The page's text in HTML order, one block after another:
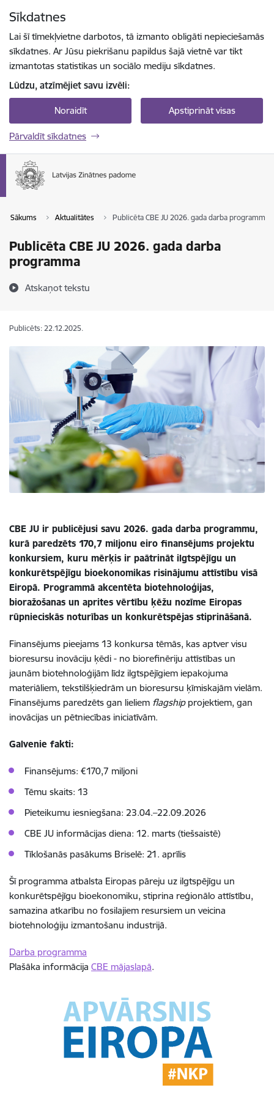
Sīkdatnes
Lai šī tīmekļvietne darbotos, tā izmanto obligāti nepieciešamās
sīkdatnes. Ar Jūsu piekrišanu papildus šajā vietnē var tikt
izmantotas statistikas un sociālo mediju sīkdatnes.
Lūdzu, atzīmējiet savu izvēli:
Noraidīt Apstiprināt visas
Pārvaldīt sīkdatnes
Sākums Aktualitātes Publicēta CBE JU 2026. gada darba programma
Publicēta CBE JU 2026. gada darba
programma
Atskaņot tekstu
Publicēts: 22.12.2025.
CBE JU ir publicējusi savu 2026. gada darba programmu,
kurā paredzēts 170,7 miljonu eiro finansējums projektu
konkursiem, kuru mērķis ir paātrināt ilgtspējīgu un
konkurētspējīgu bioekonomikas risinājumu attīstību visā
Eiropā. Programmā akcentēta biotehnoloģijas,
bioražošanas un aprites vērtību ķēžu nozīme Eiropas
rūpnieciskās noturības un konkurētspējas stiprināšanā.
Finansējums pieejams 13 konkursa tēmās, kas aptver visu
bioresursu inovāciju ķēdi - no biorefinēriju attīstības un
jaunām biotehnoloģijām līdz ilgtspējīgiem iepakojuma
materiāliem, tekstilšķiedrām un bioresursu ķīmiskajām vielām.
Finansējums paredzēts gan lieliem flagship projektiem, gan
inovācijas un pētniecības iniciatīvām.
Galvenie fakti:
Finansējums: €170,7 miljoni
Tēmu skaits: 13
Pieteikumu iesniegšana: 23.04.–22.09.2026
CBE JU informācijas diena: 12. marts (tiešsaistē)
Tīklošanās pasākums Briselē: 21. aprīlis
Šī programma atbalsta Eiropas pāreju uz ilgtspējīgu un
konkurētspējīgu bioekonomiku, stiprina reģionālo attīstību,
samazina atkarību no fosilajiem resursiem un veicina
biotehnoloģiju izmantošanu industrijā.
Darba programma
Plašāka informācija CBE mājaslapā.